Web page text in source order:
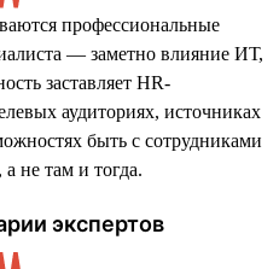
профессиональные
— заметно влияние ИТ,
заставляет HR-
аудиториях, источниках
быть с сотрудниками
не там и тогда.
экспертов